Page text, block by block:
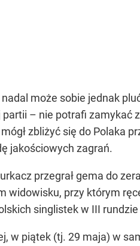
może sobie jednak
– nie potrafi zamykać
zbliżyć się do Polaka
jakościowych zagrań.
przegrał gema do
widowisku, przy którym
singlistek w III
w piątek (tj. 29 maja) w